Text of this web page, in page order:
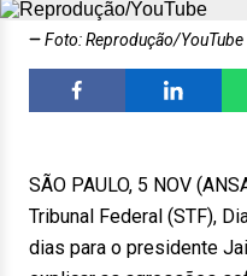
Foto: Reprodução/YouTube
SÃO PAULO, 5 NOV
Tribunal Federal (STF),
dias para o presidente